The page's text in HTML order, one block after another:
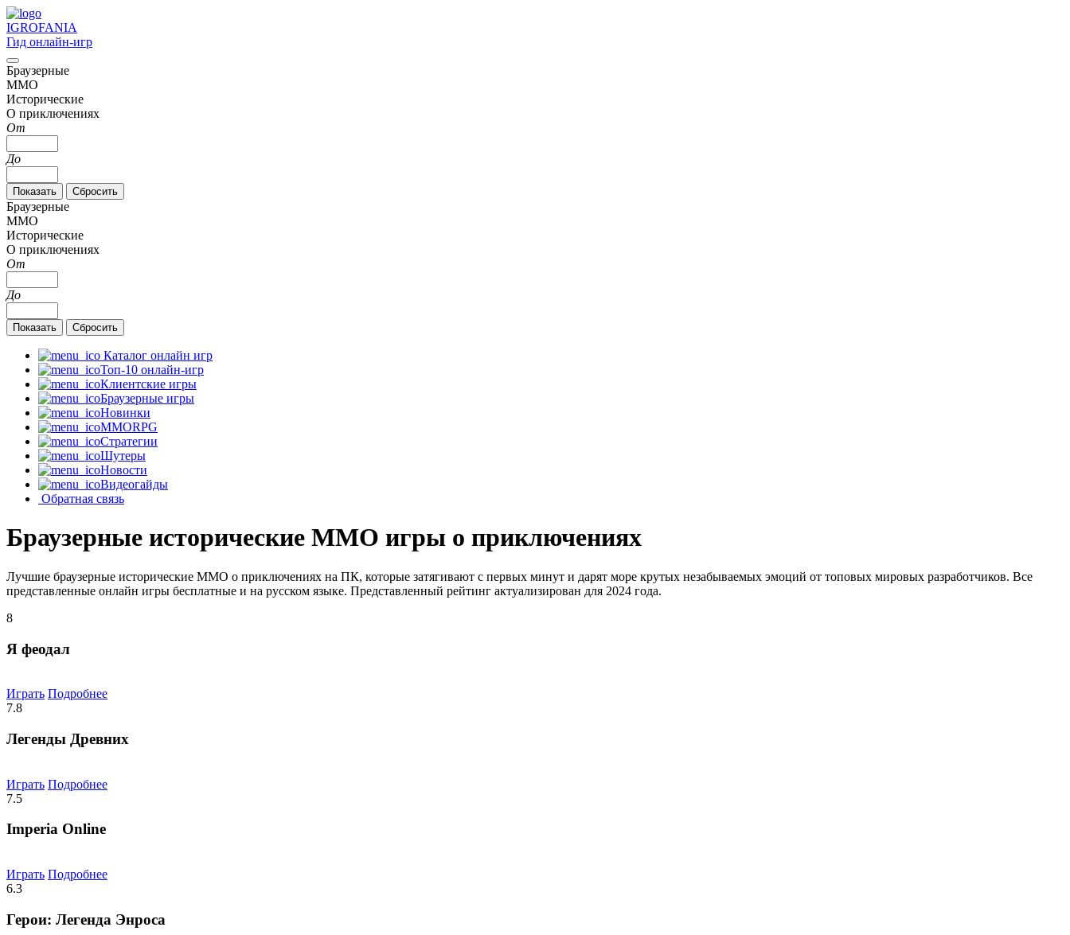
IGROFANIA
Гид онлайн-игр
Браузерные
MMO
Исторические
О приключениях
От
До
Браузерные
MMO
Исторические
О приключениях
От
До
Каталог онлайн игр
Топ-10 онлайн-игр
Клиентские игры
Браузерные игры
Новинки
MMORPG
Стратегии
Шутеры
Новости
Видеогайды
Обратная связь
Браузерные исторические MMO игры о приключениях
Лучшие браузерные исторические MMO о приключениях на ПК, которые затягивают с первых минут и дарят море крутых незабываемых эмоций от топовых мировых разработчиков. Все
представленные онлайн игры бесплатные и на русском языке. Представленный рейтинг актуализирован для 2024 года.
8
Я феодал
Играть Подробнее
7.8
Легенды Древних
Играть Подробнее
7.5
Imperia Online
Играть Подробнее
6.3
Герои: Легенда Энроса